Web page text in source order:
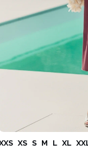
XS S M L XL